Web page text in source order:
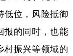
宁夏
低位，风险抵御
报的同时，也能
村振兴等领域的